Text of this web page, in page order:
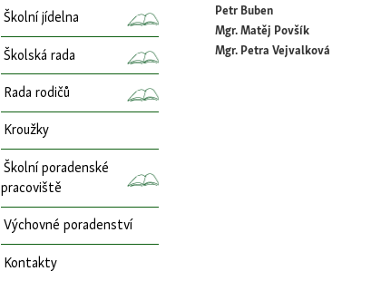
Školní jídelna
Školská rada
Rada rodičů
Kroužky
Školní poradenské
pracoviště
Výchovné poradenství
Kontakty
Petr Buben
Mgr. Matěj Povšík
Mgr. Petra Vejvalková